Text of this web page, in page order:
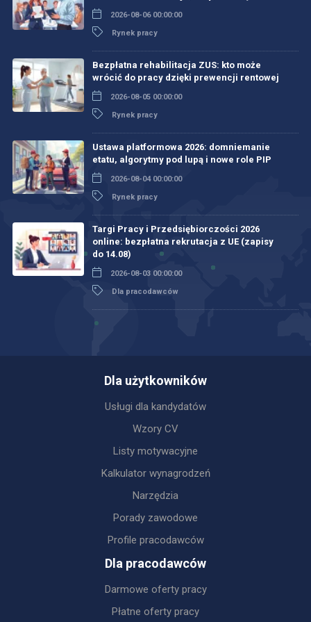
2026-08-06 00:00:00
Rynek pracy
Bezpłatna rehabilitacja ZUS: kto może
wrócić do pracy dzięki prewencji rentowej
2026-08-05 00:00:00
Rynek pracy
Ustawa platformowa 2026: domniemanie
etatu, algorytmy pod lupą i nowe role PIP
2026-08-04 00:00:00
Rynek pracy
Targi Pracy i Przedsiębiorczości 2026
online: bezpłatna rekrutacja z UE (zapisy
do 14.08)
2026-08-03 00:00:00
Dla pracodawców
Dla użytkowników
Usługi dla kandydatów
Wzory CV
Listy motywacyjne
Kalkulator wynagrodzeń
Narzędzia
Porady zawodowe
Profile pracodawców
Dla pracodawców
Darmowe oferty pracy
Płatne oferty pracy